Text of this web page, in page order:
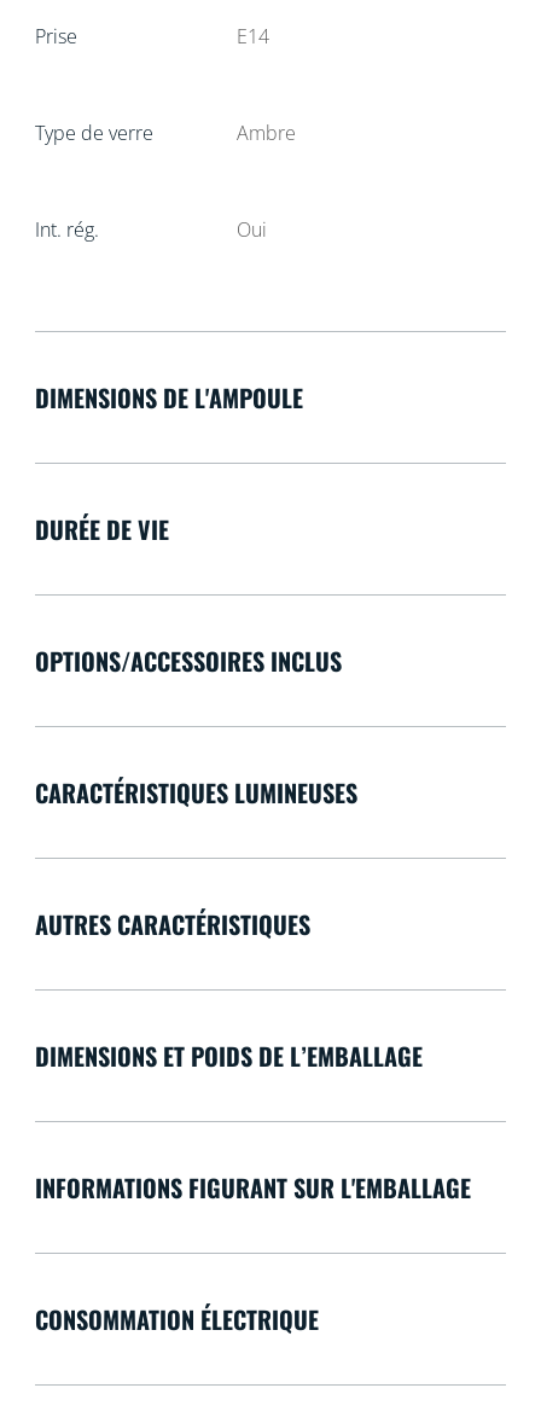
Prise E14
Type de verre Ambre
Int. rég. Oui
DIMENSIONS DE L'AMPOULE
DURÉE DE VIE
OPTIONS/ACCESSOIRES INCLUS
CARACTÉRISTIQUES LUMINEUSES
AUTRES CARACTÉRISTIQUES
DIMENSIONS ET POIDS DE L’EMBALLAGE
INFORMATIONS FIGURANT SUR L'EMBALLAGE
CONSOMMATION ÉLECTRIQUE